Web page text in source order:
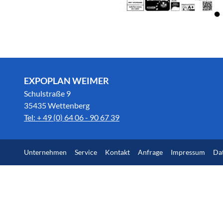
EXPOPLAN WEIMER
Schulstraße 9
35435 Wettenberg
Tel: + 49 (0) 64 06 - 90 67 39
Unternehmen Service Kontakt Anfrage Impressum